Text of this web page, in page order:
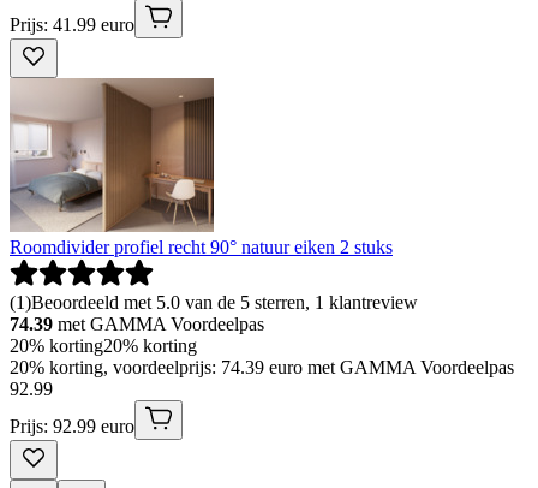
Prijs: 41.99 euro
Roomdivider profiel recht 90° natuur eiken 2 stuks
(1)Beoordeeld met 5.0 van de 5 sterren, 1 klantreview
74.39 met GAMMA Voordeelpas
20% korting20% korting
20% korting, voordeelprijs: 74.39 euro met GAMMA Voordeelpas
92.99
Prijs: 92.99 euro